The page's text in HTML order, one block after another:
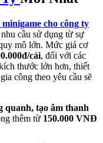
cho công ty
cầu sử dụng từ sự
mô lớn. Mức giá cơ
cái, đối với các
thước lớn hơn, thiết
công theo yêu cầu sẽ
quanh, tạo âm thanh
thêm từ 150.000 VNĐ